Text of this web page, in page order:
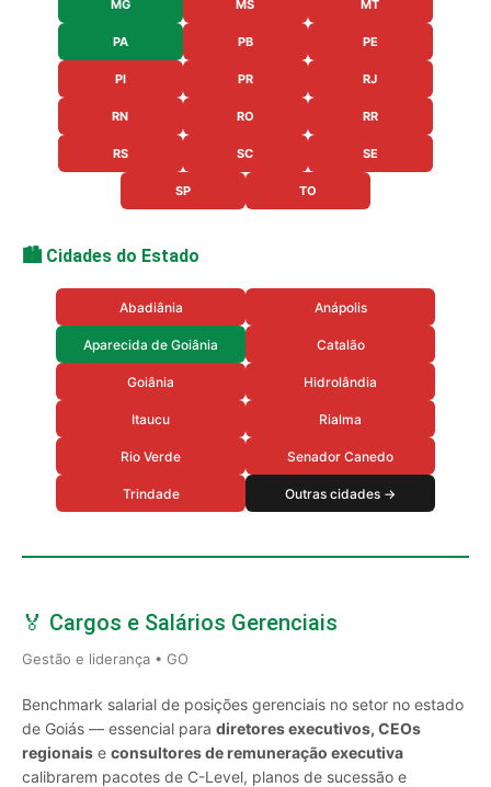
MG MS MT
PA PB PE
PI PR RJ
RN RO RR
RS SC SE
SP TO
🏙️ Cidades do Estado
Abadiânia Anápolis
Aparecida de Goiânia Catalão
Goiânia Hidrolândia
Itaucu Rialma
Rio Verde Senador Canedo
Trindade Outras cidades →
🏅 Cargos e Salários Gerenciais
Gestão e liderança • GO
Benchmark salarial de posições gerenciais no setor no estado
de Goiás — essencial para diretores executivos, CEOs
regionais e consultores de remuneração executiva
calibrarem pacotes de C-Level, planos de sucessão e